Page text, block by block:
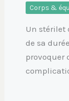
Corps &
Un stérilet
de sa
provoquer